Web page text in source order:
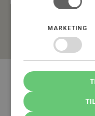
MARKETING